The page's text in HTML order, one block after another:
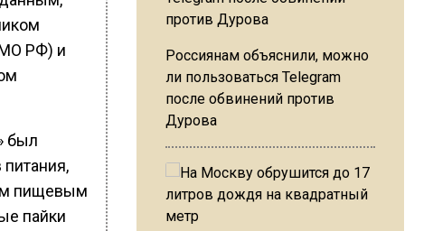
РФ) и
был
пищевым
пайки
Россиянам объяснили, можно
ли пользоваться Telegram
после обвинений против
Дурова